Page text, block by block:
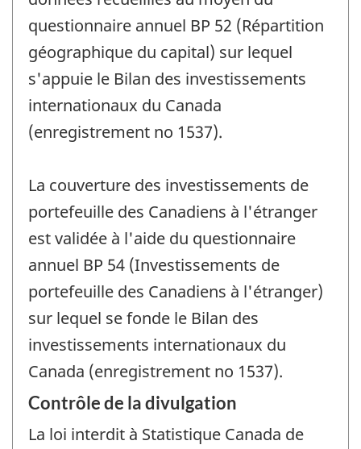
questionnaire annuel BP 52 (Répartition
géographique du capital) sur lequel
s'appuie le Bilan des investissements
internationaux du Canada
(enregistrement no 1537).
La couverture des investissements de
portefeuille des Canadiens à l'étranger
est validée à l'aide du questionnaire
annuel BP 54 (Investissements de
portefeuille des Canadiens à l'étranger)
sur lequel se fonde le Bilan des
investissements internationaux du
Canada (enregistrement no 1537).
Contrôle de la divulgation
La loi interdit à Statistique Canada de